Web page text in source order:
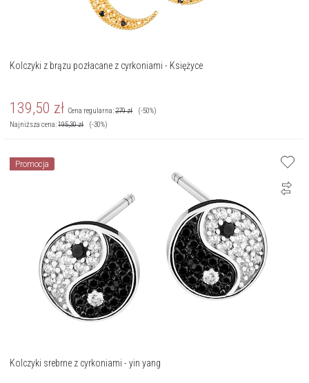
Kolczyki z brązu pozłacane z cyrkoniami - Księżyce
139,50 zł Cena regularna:279zł
(-50%)
Najniższa cena:195,30zł (-30%)
Promocja
Kolczyki srebrne z cyrkoniami - yin yang